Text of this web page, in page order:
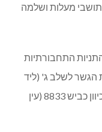
מעלות ושלמה
התחבורתיות
הגשר לשלב ג' (ליד
בית הקברות) יקדם את פתיחת הקיצור לכיוון כביש 8833 (עין